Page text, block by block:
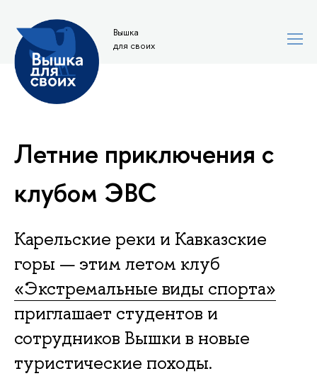
Вышка
для своих
Летние приключения с
клубом ЭВС
Карельские реки и Кавказские
горы — этим летом клуб
«Экстремальные виды спорта»
приглашает студентов и
сотрудников Вышки в новые
туристические походы.